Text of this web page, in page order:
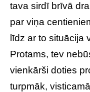
tava sirdī brīvā
par viņa
līdz ar to situācija
Protams, tev
vienkārši doties
turpmāk,